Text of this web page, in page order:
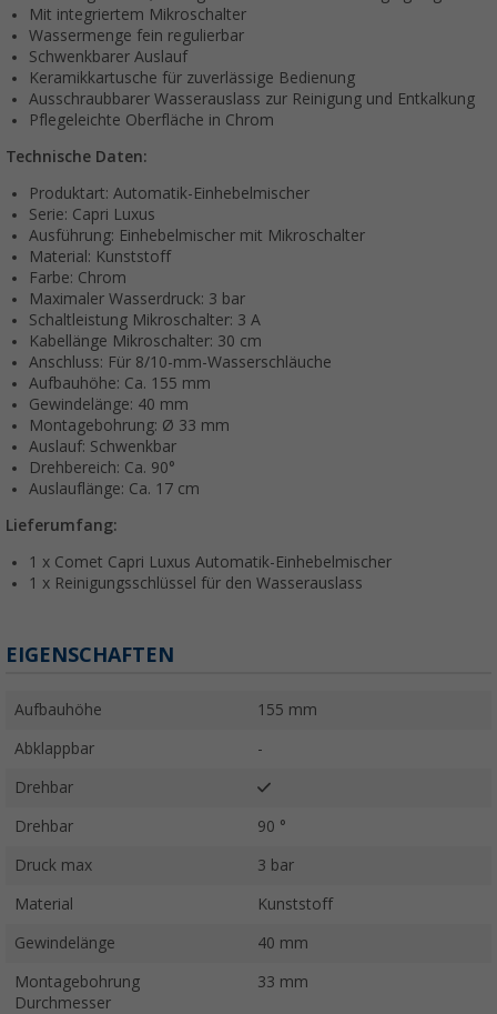
Mit integriertem Mikroschalter
Wassermenge fein regulierbar
Schwenkbarer Auslauf
Keramikkartusche für zuverlässige Bedienung
Ausschraubbarer Wasserauslass zur Reinigung und Entkalkung
Pflegeleichte Oberfläche in Chrom
Technische Daten:
Produktart: Automatik-Einhebelmischer
Serie: Capri Luxus
Ausführung: Einhebelmischer mit Mikroschalter
Material: Kunststoff
Farbe: Chrom
Maximaler Wasserdruck: 3 bar
Schaltleistung Mikroschalter: 3 A
Kabellänge Mikroschalter: 30 cm
Anschluss: Für 8/10-mm-Wasserschläuche
Aufbauhöhe: Ca. 155 mm
Gewindelänge: 40 mm
Montagebohrung: Ø 33 mm
Auslauf: Schwenkbar
Drehbereich: Ca. 90°
Auslauflänge: Ca. 17 cm
Lieferumfang:
1 x Comet Capri Luxus Automatik-Einhebelmischer
1 x Reinigungsschlüssel für den Wasserauslass
EIGENSCHAFTEN
Aufbauhöhe 155 mm
Abklappbar -
Drehbar
Drehbar 90 °
Druck max 3 bar
Material Kunststoff
Gewindelänge 40 mm
Montagebohrung
Durchmesser
33 mm